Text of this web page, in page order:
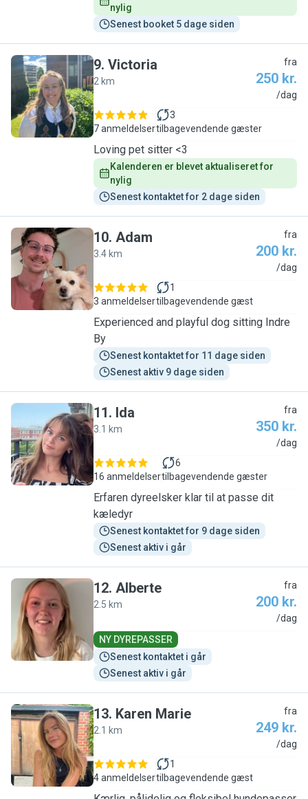
nylig
Senest booket 5 dage siden
V
9. Victoria
2 km
fra
250 kr.
/dag
7 anmeldelser
3
tilbagevendende gæster
Loving pet sitter <3
Kalenderen er blevet aktualiseret for
nylig
Senest kontaktet for 2 dage siden
A
10. Adam
3.4 km
fra
200 kr.
/dag
3 anmeldelser
1
tilbagevendende gæst
Experienced and playful dog sitting Indre
By
Senest kontaktet for 11 dage siden
Senest aktiv 9 dage siden
I
11. Ida
3.1 km
fra
350 kr.
/dag
16 anmeldelser
6
tilbagevendende gæster
Erfaren dyreelsker klar til at passe dit
kæledyr
Senest kontaktet for 9 dage siden
Senest aktiv i går
A
12. Alberte
2.5 km
fra
200 kr.
/dag
NY DYREPASSER
Senest kontaktet i går
Senest aktiv i går
K
13. Karen Marie
2.1 km
fra
249 kr.
/dag
4 anmeldelser
1
tilbagevendende gæst